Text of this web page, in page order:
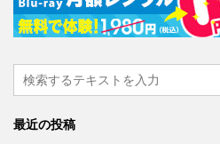
最近の投稿